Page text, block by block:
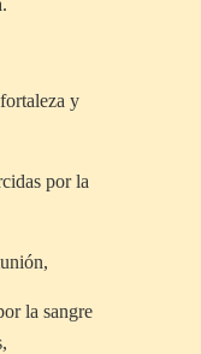
y
por la
la sangre